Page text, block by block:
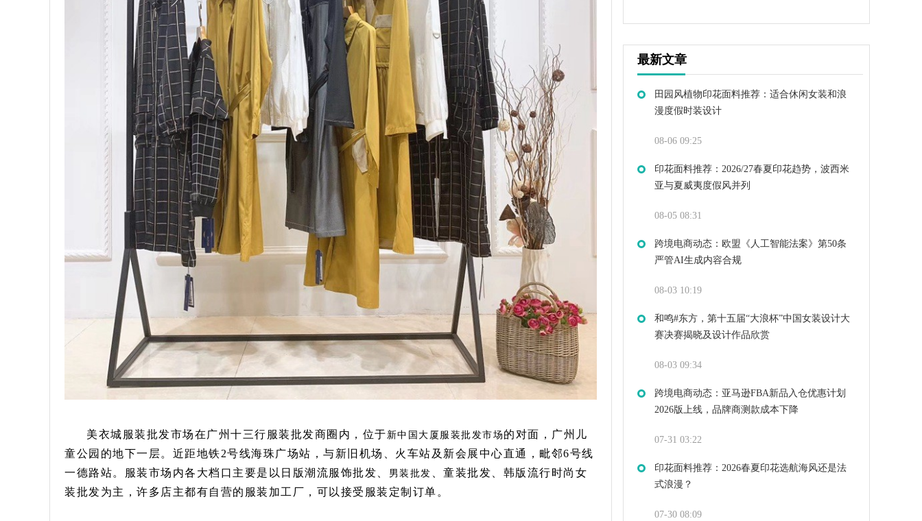
美衣城服装批发市场在广州十三行服装批发商圈内，位于 新中国大厦服装批发市场 的对面，广州儿
童公园的地下一层。近距地铁2号线海珠广场站，与新旧机场、火车站及新会展中心直通，毗邻6号线
一德路站。服装市场内各大档口主要是以日版潮流服饰批发、
男装批发
、童装批发、韩版流行时尚女
装批发为主，许多店主都有自营的服装加工厂，可以接受服装定制订单。
最新文章
田园风植物印花面料推荐：适合休闲女装和浪
漫度假时装设计
08-06 09:25
印花面料推荐：2026/27春夏印花趋势，波西米
亚与夏威夷度假风并列
08-05 08:31
跨境电商动态：欧盟《人工智能法案》第50条
严管AI生成内容合规
08-03 10:19
和鸣#东方，第十五届“大浪杯”中国女装设计大
赛决赛揭晓及设计作品欣赏
08-03 09:34
跨境电商动态：亚马逊FBA新品入仓优惠计划
2026版上线，品牌商测款成本下降
07-31 03:22
印花面料推荐：2026春夏印花选航海风还是法
式浪漫？
07-30 08:09